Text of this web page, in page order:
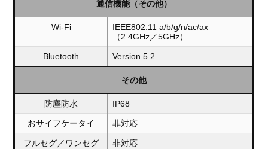
通信機能（その他）
Wi-Fi
IEEE802.11 a/b/g/n/ac/ax
（2.4GHz／5GHz）
Bluetooth Version 5.2
その他
防塵防水 IP68
おサイフケータイ 非対応
フルセグ／ワンセグ 非対応